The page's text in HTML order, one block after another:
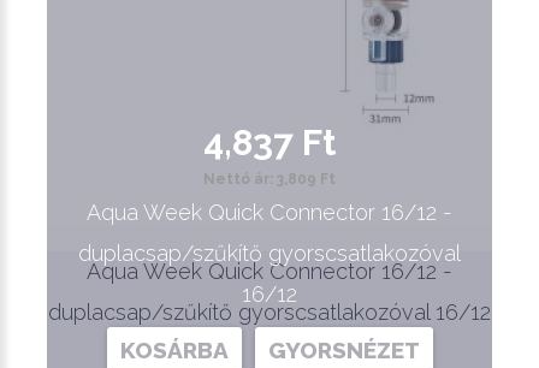
Aqua Week Quick Connector 16/12 -
duplacsap/szűkítő gyorscsatlakozóval 16/12
4,837 Ft
Nettó ár: 3,809 Ft
Aqua Week Quick Connector 16/12 -
duplacsap/szűkítő gyorscsatlakozóval
16/12
KOSÁRBA GYORSNÉZET